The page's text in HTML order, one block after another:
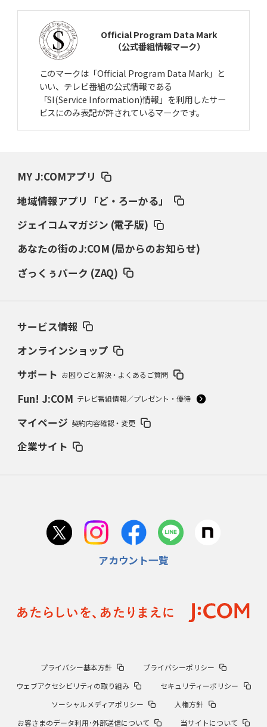
Official Program Data Mark
（公式番組情報マーク）
このマークは「Official Program Data Mark」と
いい、テレビ番組の公式情報である
「SI(Service Information)情報」を利用したサー
ビスにのみ表記が許されているマークです。
MY J:COMアプリ
地域情報アプリ「ど・ろーかる」
ジェイコムマガジン (電子版)
あなたの街のJ:COM (局からのお知らせ)
ざっくぅパーク (ZAQ)
サービス情報
オンラインショップ
サポート お困りごと解決・よくあるご質問
Fun! J:COM テレビ番組情報／プレゼント・優待
マイページ 契約内容確認・変更
企業サイト
アカウント一覧
プライバシー基本方針
プライバシーポリシー
ウェブアクセシビリティの取り組み
セキュリティーポリシー
ソーシャルメディアポリシー
人権方針
お客さまのデータ利用･外部送信について
当サイトについて